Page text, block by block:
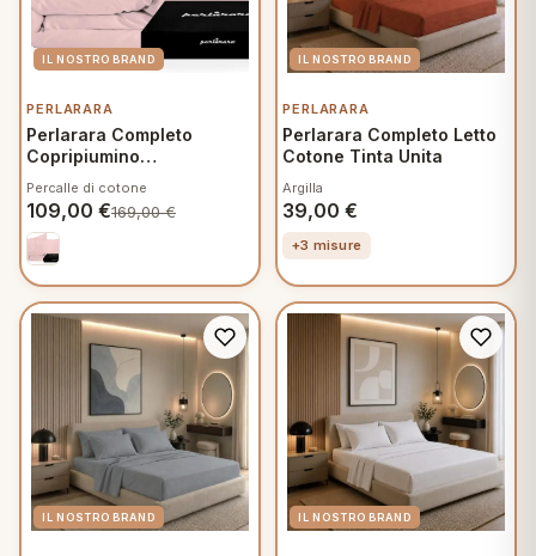
PERLARARA
Perlarara Completo
Copripiumino
in Percalle Tinta Unita
Rosa Antico 144
Percalle di cotone
109,00 €169,00€
PERLARARA
Perlarara Completo Letto
Cotone Tinta Unita
Argilla
39,00 €
+3 misure